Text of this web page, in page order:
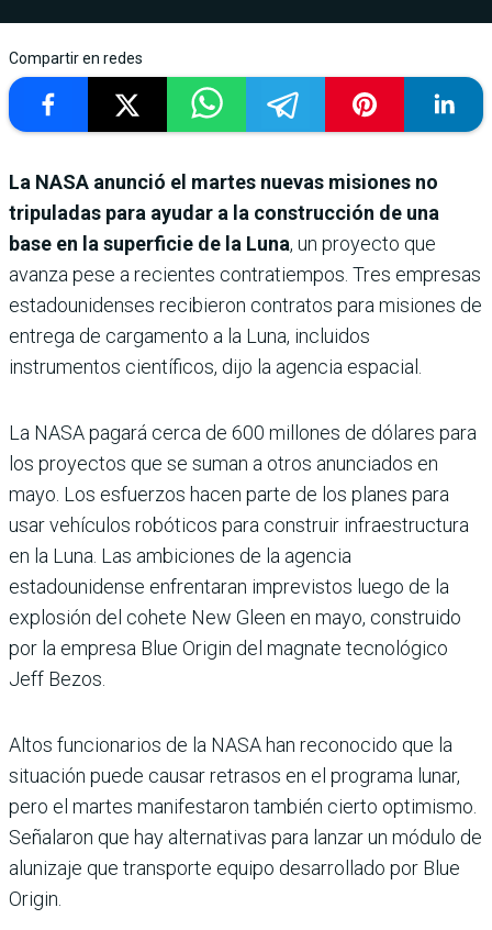
Compartir en redes
La NASA anunció el martes nuevas misiones no
tripuladas para ayudar a la construcción de una
base en la superficie de la Luna, un proyecto que
avanza pese a recientes contratiempos. Tres empresas
estadounidenses recibieron contratos para misiones de
entrega de cargamento a la Luna, incluidos
instrumentos científicos, dijo la agencia espacial.
La NASA pagará cerca de 600 millones de dólares para
los proyectos que se suman a otros anunciados en
mayo. Los esfuerzos hacen parte de los planes para
usar vehículos robóticos para construir infraestructura
en la Luna. Las ambiciones de la agencia
estadounidense enfrentaran imprevistos luego de la
explosión del cohete New Gleen en mayo, construido
por la empresa Blue Origin del magnate tecnológico
Jeff Bezos.
Altos funcionarios de la NASA han reconocido que la
situación puede causar retrasos en el programa lunar,
pero el martes manifestaron también cierto optimismo.
Señalaron que hay alternativas para lanzar un módulo de
alunizaje que transporte equipo desarrollado por Blue
Origin.